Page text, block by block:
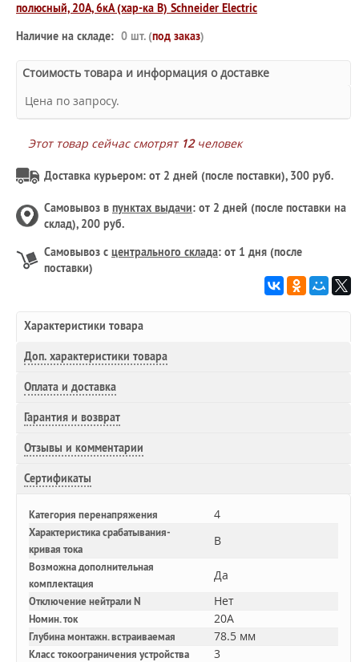
полюсный, 20А, 6кА (хар-ка B) Schneider Electric
Наличие на складе: 0 шт. (под заказ)
Стоимость товара и информация о доставке
Цена по запросу.
Этот товар сейчас смотрят 12человек
Доставка курьером: от 2 дней (после поставки), 300 руб.
Самовывоз в пунктах выдачи: от 2 дней (после поставки на
склад), 200 руб.
Самовывоз с центрального склада: от 1 дня (после
поставки)
Характеристики товара
Доп. характеристики товара
Оплата и доставка
Гарантия и возврат
Отзывы и комментарии
Сертификаты
Категория перенапряжения 4
Характеристика срабатывания-
кривая тока
B
Возможна дополнительная
комплектация
Да
Отключение нейтрали N Нет
Номин. ток 20A
Глубина монтажн. встраиваемая 78.5 мм
Класс токоограничения устройства 3